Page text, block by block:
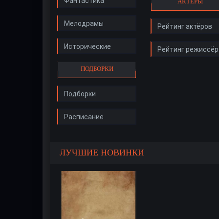
Мелодрамы
Исторические
ПОДБОРКИ
Подборки
Расписание
Рейтинг актёров
Рейтинг
ЛУЧШИЕ НОВИНКИ